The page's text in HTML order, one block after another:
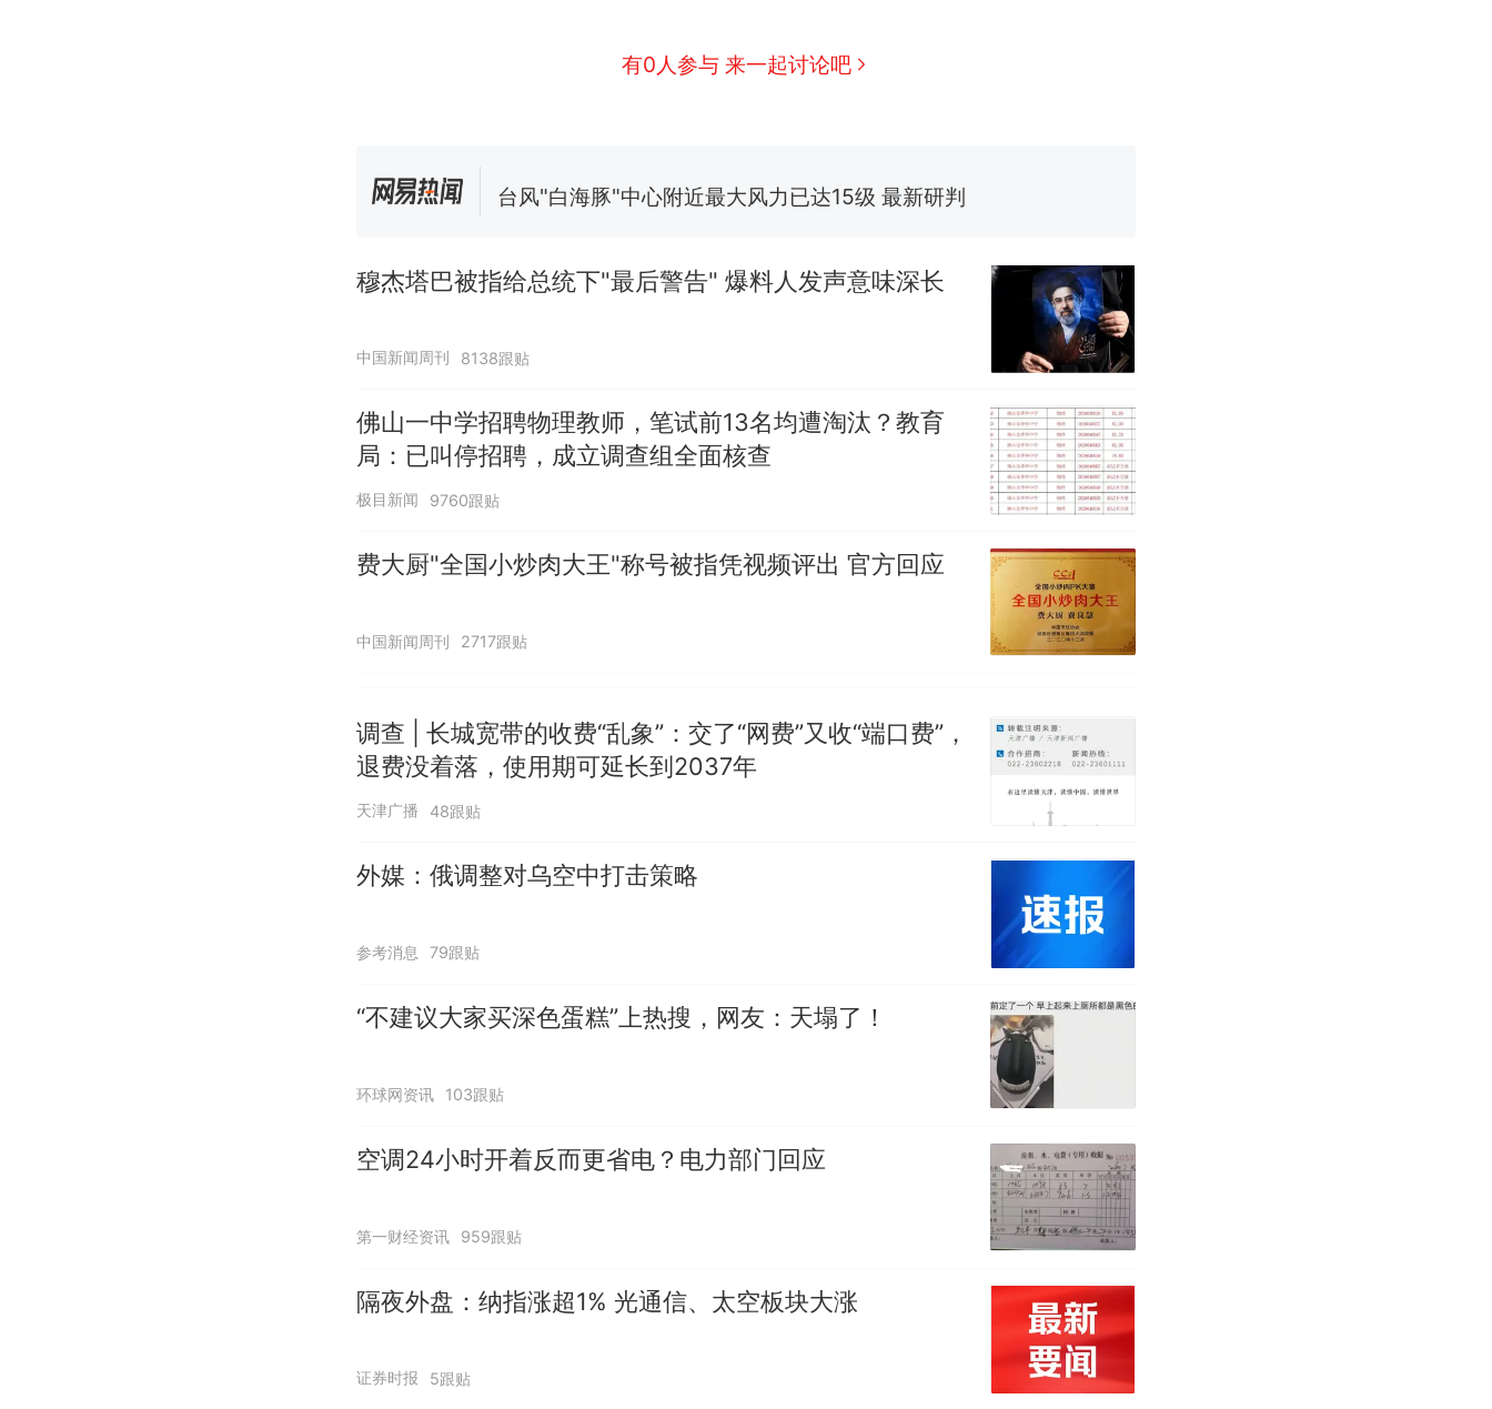
有0人参与 来一起讨论吧
费大厨“全国小炒肉大王”称号，仅凭视频评出？中国烹饪协会回
台风"白海豚"中心附近最大风力已达15级 最新研判
招聘，成立调查组全面核查
热 那个在床头放菜刀的女孩，因老师一句“跟我回家”改写了人生
穆杰塔巴被指给总统下"最后警告" 爆料人发声意味深长
中国新闻周刊 8138跟贴
佛山一中学招聘物理教师，笔试前13名均遭淘汰？教育
局：已叫停招聘，成立调查组全面核查
极目新闻 9760跟贴
费大厨"全国小炒肉大王"称号被指凭视频评出 官方回应
中国新闻周刊 2717跟贴
调查 | 长城宽带的收费“乱象”：交了“网费”又收“端口费”，
退费没着落，使用期可延长到2037年
天津广播 48跟贴
外媒：俄调整对乌空中打击策略
参考消息 79跟贴
“不建议大家买深色蛋糕”上热搜，网友：天塌了！
环球网资讯 103跟贴
空调24小时开着反而更省电？电力部门回应
第一财经资讯 959跟贴
隔夜外盘：纳指涨超1% 光通信、太空板块大涨
证券时报 5跟贴